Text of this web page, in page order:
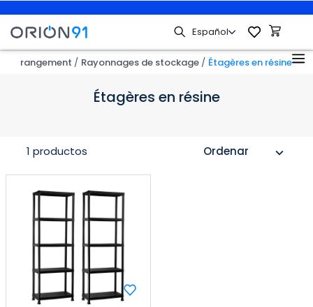
de rangement Rayonnages de stockage Étagères en résine
Étagères en résine
Ordenar expand_more
1 productos